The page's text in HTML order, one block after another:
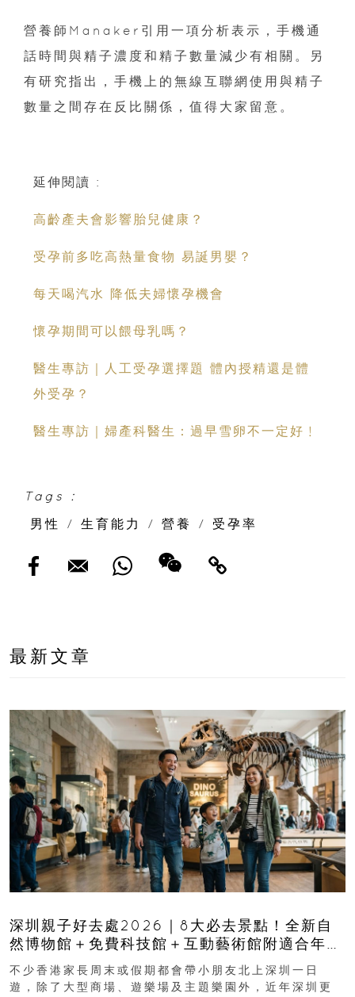
營養師Manaker引用一項分析表示，手機通
話時間與精子濃度和精子數量減少有相關。另
有研究指出，手機上的無線互聯網使用與精子
數量之間存在反比關係，值得大家留意。
延伸閱讀 :
高齡產夫會影響胎兒健康？
受孕前多吃高熱量食物 易誕男嬰？
每天喝汽水 降低夫婦懷孕機會
懷孕期間可以餵母乳嗎？
醫生專訪｜人工受孕選擇題 體內授精還是體
外受孕？
醫生專訪｜婦產科醫生：過早雪卵不一定好﹗
Tags :
男性
/ 生育能力 / 營養 / 受孕率
最新文章
深圳親子好去處2026｜8大必去景點！全新自
然博物館＋免費科技館＋互動藝術館附適合年
齡、交通、門票、開放時間
不少香港家長周末或假期都會帶小朋友北上深圳一日
遊，除了大型商場、遊樂場及主題樂園外，近年深圳更